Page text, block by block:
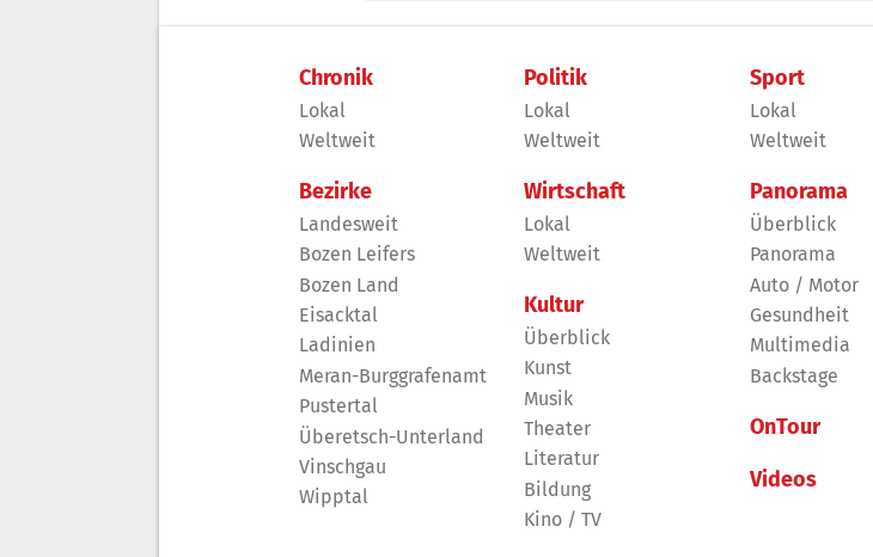
Chronik
Lokal
Weltweit
Bezirke
Landesweit
Bozen Leifers
Bozen Land
Eisacktal
Ladinien
Meran-Burggrafenamt
Pustertal
Überetsch-Unterland
Vinschgau
Wipptal
Politik
Lokal
Weltweit
Wirtschaft
Lokal
Weltweit
Kultur
Überblick
Kunst
Musik
Theater
Literatur
Bildung
Kino / TV
Sport
Lokal
Weltweit
Panorama
Überblick
Panorama
Auto / Motor
Gesundheit
Multimedia
Backstage
OnTour
Videos